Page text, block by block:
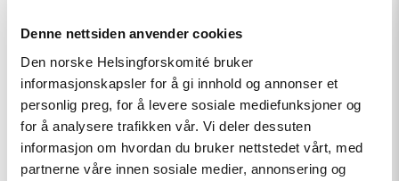
Denne nettsiden anvender cookies
Den norske Helsingforskomité bruker
informasjonskapsler for å gi innhold og annonser et
personlig preg, for å levere sosiale mediefunksjoner og
for å analysere trafikken vår. Vi deler dessuten
informasjon om hvordan du bruker nettstedet vårt, med
partnerne våre innen sosiale medier, annonsering og
Artikkel
Den indre fienden